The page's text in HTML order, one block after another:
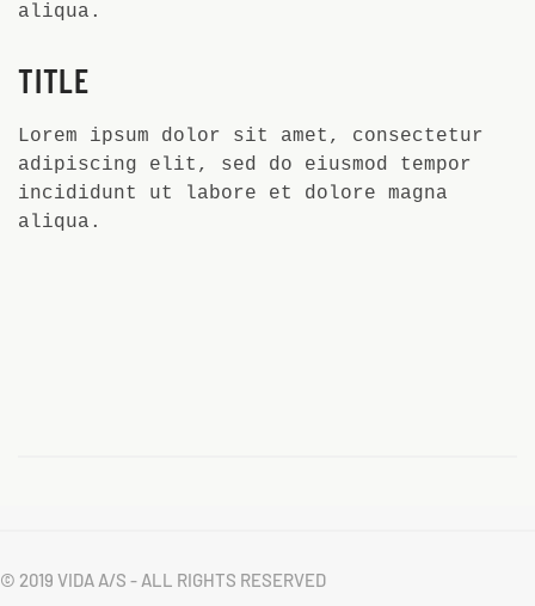
aliqua.
TITLE
Lorem ipsum dolor sit amet, consectetur
adipiscing elit, sed do eiusmod tempor
incididunt ut labore et dolore magna
aliqua.
© 2019 VIDA A/S - ALL RIGHTS RESERVED